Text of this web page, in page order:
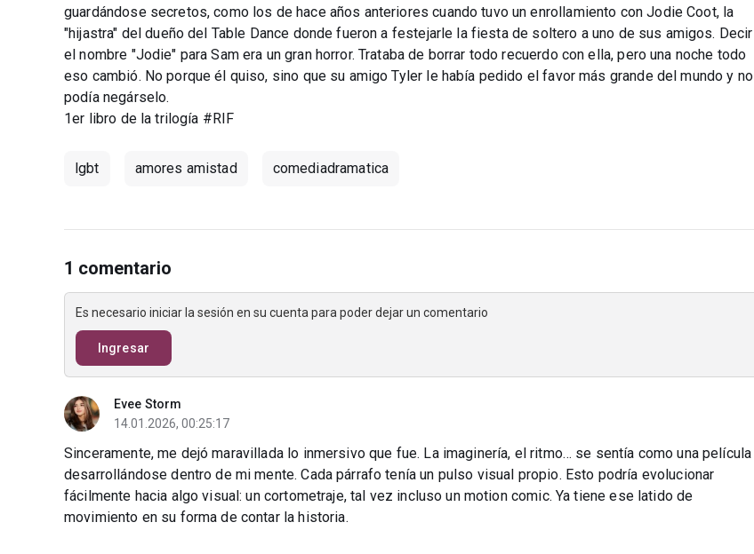
guardándose secretos, como los de hace años anteriores cuando tuvo un enrollamiento con Jodie Coot, la
"hijastra" del dueño del Table Dance donde fueron a festejarle la fiesta de soltero a uno de sus amigos. Decir
el nombre "Jodie" para Sam era un gran horror. Trataba de borrar todo recuerdo con ella, pero una noche todo
eso cambió. No porque él quiso, sino que su amigo Tyler le había pedido el favor más grande del mundo y no
podía negárselo.
1er libro de la trilogía #RIF
lgbt amores amistad comediadramatica
1 comentario
Es necesario iniciar la sesión en su cuenta para poder dejar un comentario
Ingresar
Evee Storm
14.01.2026, 00:25:17
Sinceramente, me dejó maravillada lo inmersivo que fue. La imaginería, el ritmo… se sentía como una película
desarrollándose dentro de mi mente. Cada párrafo tenía un pulso visual propio. Esto podría evolucionar
fácilmente hacia algo visual: un cortometraje, tal vez incluso un motion comic. Ya tiene ese latido de
movimiento en su forma de contar la historia.